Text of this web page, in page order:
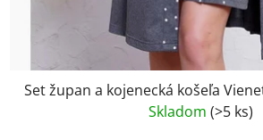
Set župan a kojenecká košeľa
Skladom (>5 ks)